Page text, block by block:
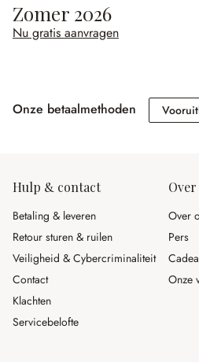
Zomer 2026
Nu gratis aanvragen
Onze betaalmethoden
Hulp & contact
Betaling & leveren
Retour sturen & ruilen
Veiligheid & Cybercriminaliteit
Contact
Klachten
Servicebelofte
Over
Over
Pers
Onze